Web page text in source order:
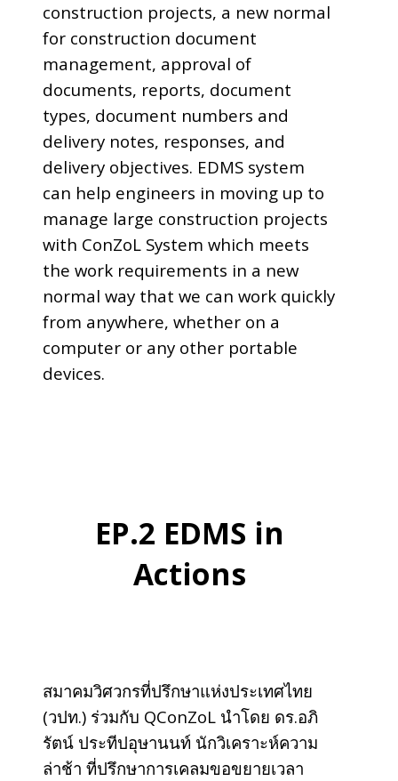
construction projects, a new normal
for construction document
management, approval of
documents, reports, document
types, document numbers and
delivery notes, responses, and
delivery objectives. EDMS system
can help engineers in moving up to
manage large construction projects
with ConZoL System which meets
the work requirements in a new
normal way that we can work quickly
from anywhere, whether on a
computer or any other portable
devices.
EP.2 EDMS in
Actions
สมาคมวิศวกรที่ปรึกษาแห่งประเทศไทย
(วปท.) ร่วมกับ QConZoL นำโดย ดร.อภิ
รัตน์ ประทีปอุษานนท์ นักวิเคราะห์ความ
ล่าช้า ที่ปรึกษาการเคลมขอขยายเวลา